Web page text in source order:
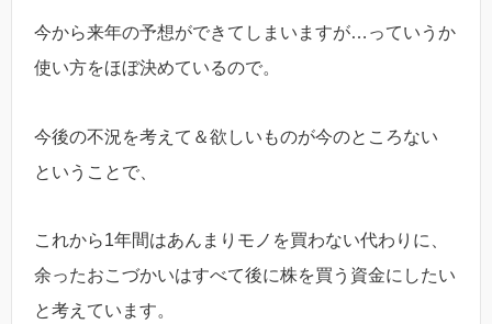
今から来年の予想ができてしまいますが…っていうか
使い方をほぼ決めているので。
今後の不況を考えて＆欲しいものが今のところない
ということで、
これから1年間はあんまりモノを買わない代わりに、
余ったおこづかいはすべて後に株を買う資金にしたい
と考えています。